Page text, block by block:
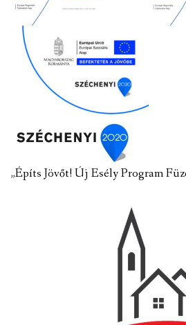
„Építs Jövőt! Új Esély Program